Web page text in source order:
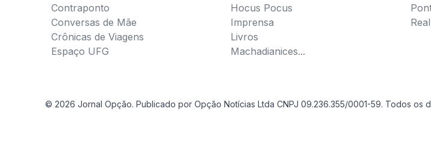
Contraponto
Conversas de Mãe
Crônicas de Viagens
Espaço UFG
Hocus Pocus
Imprensa
Livros
Machadianices...
© 2026 Jornal Opção. Publicado por Opção Notícias Ltda CNPJ 09.236.355/0001-59. Todos os